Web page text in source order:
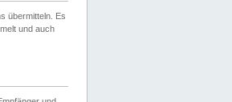
übermitteln. Es
und auch